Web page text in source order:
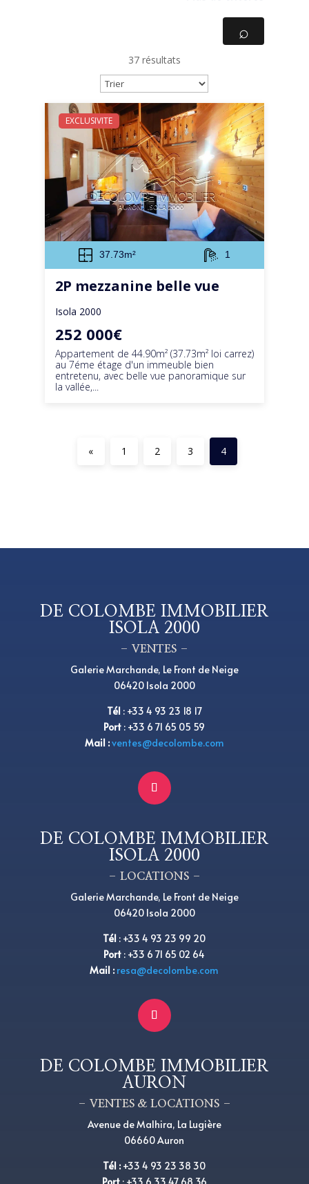
37 résultats
EXCLUSIVITE
37.73m² 1
2P mezzanine belle vue
Isola 2000
252 000€
Appartement de 44.90m² (37.73m² loi carrez)
au 7éme étage d'un immeuble bien
entretenu, avec belle vue panoramique sur
la vallée,...
« 1 2 3 4
DE COLOMBE IMMOBILIER
ISOLA 2000
– VENTES –
Galerie Marchande, Le Front de Neige
06420 Isola 2000
Tél: +33 4 93 23 18 17
Port : +33 6 71 65 05 59
Mail :ventes@decolombe.com
DE COLOMBE IMMOBILIER
ISOLA 2000
– LOCATIONS –
Galerie Marchande, Le Front de Neige
06420 Isola 2000
Tél : +33 4 93 23 99 20
Port : +33 6 71 65 02 64
Mail : resa@decolombe.com
DE COLOMBE IMMOBILIER
AURON
– VENTES & LOCATIONS –
Avenue de Malhira, La Lugière
06660 Auron
Tél : +33 4 93 23 38 30